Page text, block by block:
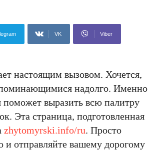
VK Viber
настоящим вызовом. Хочется,
надолго. Именно
поможет выразить всю палитру
Эта страница, подготовленная
zhytomyrski.info/ru. Просто
и отправляйте вашему дорогому